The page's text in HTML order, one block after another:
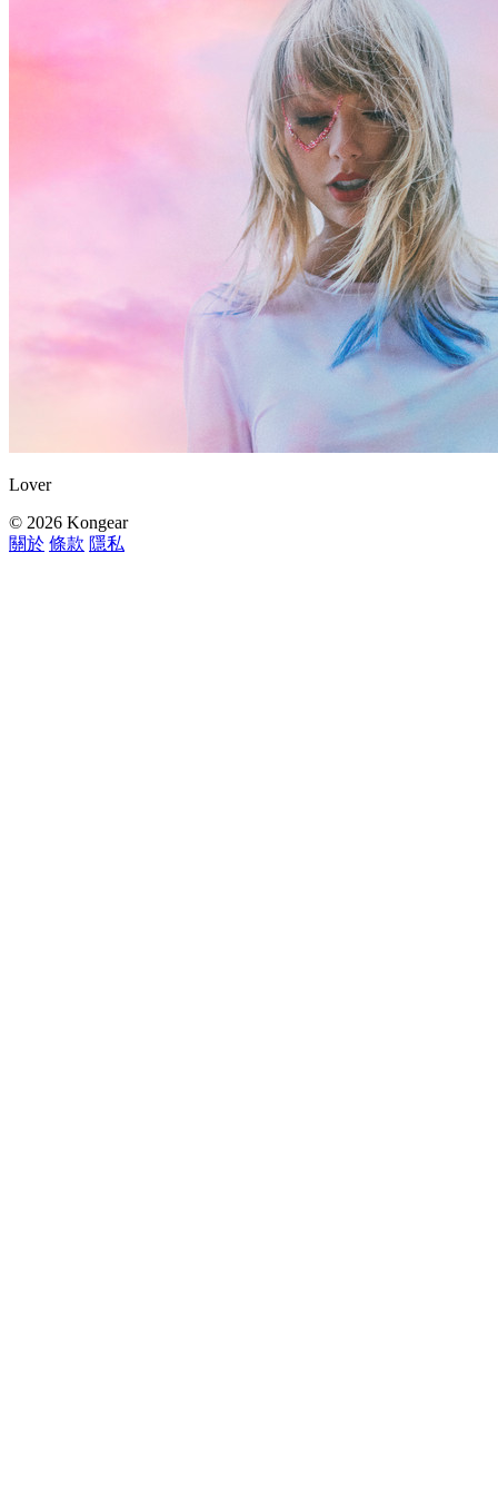
Lover
© 2026 Kongear
關於 條款 隱私